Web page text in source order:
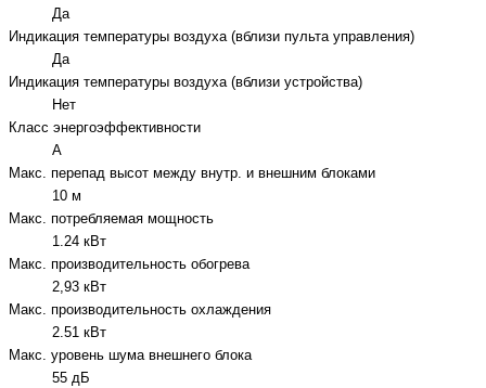
Да
Индикация температуры воздуха (вблизи пульта управления)
Да
Индикация температуры воздуха (вблизи устройства)
Нет
Класс энергоэффективности
A
Макс. перепад высот между внутр. и внешним блоками
10 м
Макс. потребляемая мощность
1.24 кВт
Макс. производительность обогрева
2,93 кВт
Макс. производительность охлаждения
2.51 кВт
Макс. уровень шума внешнего блока
55 дБ